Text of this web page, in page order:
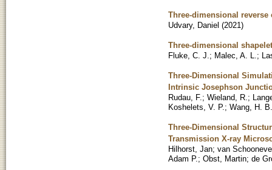
Three-dimensional
Udvary, Daniel (2021)
Three-dimensional
Fluke, C. J. ; Malec, A. L. ;
Three-Dimensional
Intrinsic Josephson
Rudau, F. ; Wieland, R. ;
Koshelets, V. P. ; Wang, H. B.
Three-Dimensional
Transmission X-ray
Hilhorst, Jan; van
Adam P. ; Obst, Martin; de